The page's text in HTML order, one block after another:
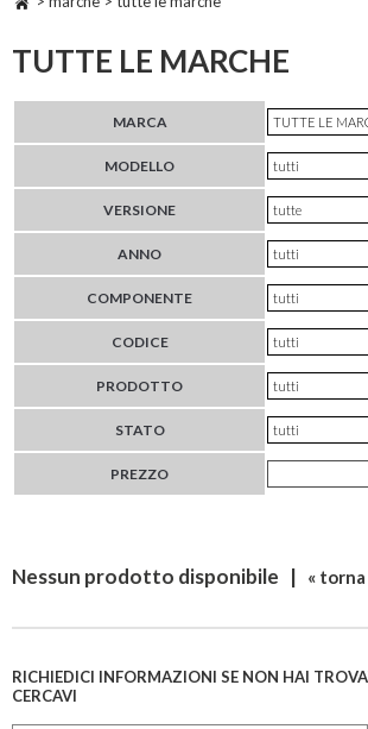
TUTTE LE MARCHE
MARCA
MODELLO
VERSIONE
ANNO
COMPONENTE
CODICE
PRODOTTO
STATO
PREZZO
Nessun prodotto disponibile | «
RICHIEDICI INFORMAZIONI SE NON HAI
CERCAVI